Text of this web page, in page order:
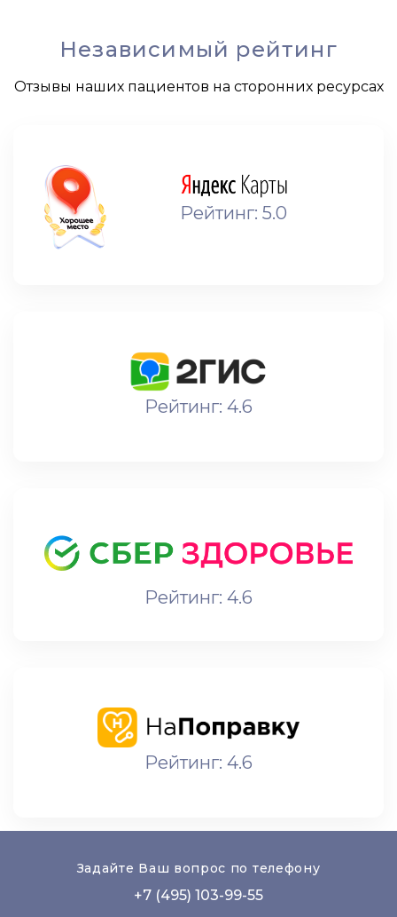
Независимый рейтинг
Отзывы наших пациентов на сторонних ресурсах
Рейтинг: 5.0
Рейтинг: 4.6
Рейтинг: 4.6
Рейтинг: 4.6
Задайте Ваш вопрос по телефону
+7 (495) 103-99-55